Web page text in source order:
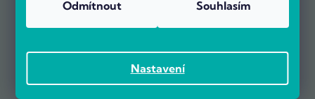
Nastavení
Odmítnout Souhlasím